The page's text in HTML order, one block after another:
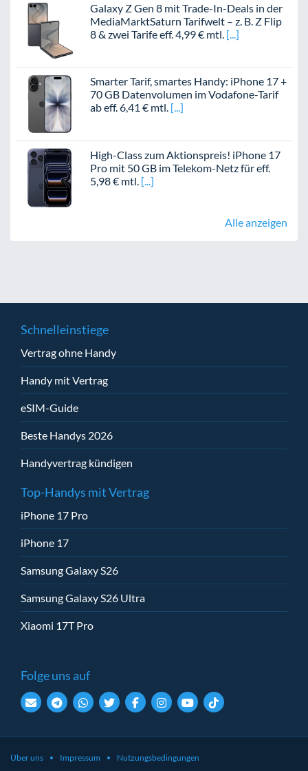
Galaxy Z Gen 8 mit Trade-In-Deals in der
MediaMarktSaturn Tarifwelt – z. B. Z Flip
8 & zwei Tarife eff. 4,99 € mtl.
Smarter Tarif, smartes Handy: iPhone 17 +
70 GB Datenvolumen im Vodafone-Tarif
ab eff. 6,41 € mtl.
High-Class zum Aktionspreis! iPhone 17
Pro mit 50 GB im Telekom-Netz für eff.
5,98 € mtl.
Alle anzeigen
Schnelleinstiege
Vertrag ohne Handy
Handy mit Vertrag
eSIM-Guide
Beste Handys 2026
Handyvertrag kündigen
Top-Handys mit Vertrag
iPhone 17 Pro
iPhone 17
Samsung Galaxy S26
Samsung Galaxy S26 Ultra
Xiaomi 17T Pro
Folge uns auf
Über uns Impressum
Nutzungsbedingungen